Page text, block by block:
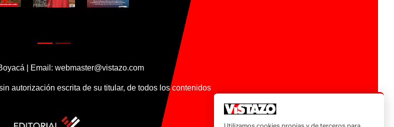
| Email: webmaster@vistazo.com
autorización escrita de su titular, de todos los contenidos